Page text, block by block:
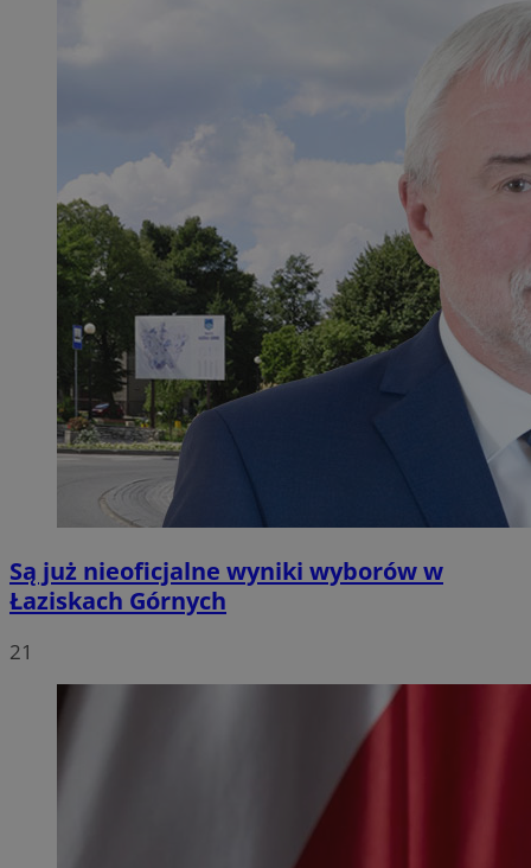
Są już nieoficjalne wyniki wyborów w
Łaziskach Górnych
21